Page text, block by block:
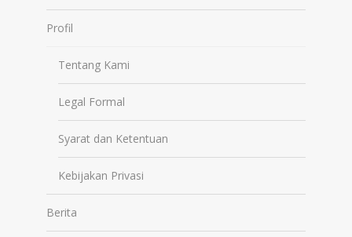
Profil
Tentang Kami
Legal Formal
Syarat dan Ketentuan
Kebijakan Privasi
Berita